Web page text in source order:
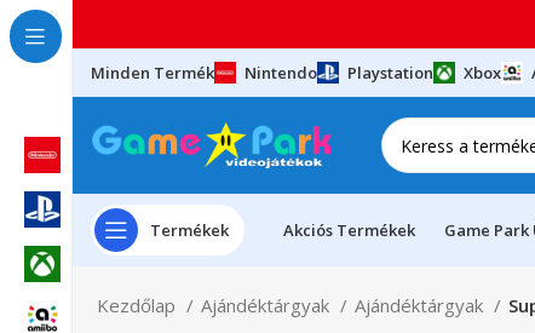
Minden Termék Nintendo Playstation Xbox
Termékek Akciós Termékek Game Park
Kezdőlap Ajándéktárgyak Ajándéktárgyak